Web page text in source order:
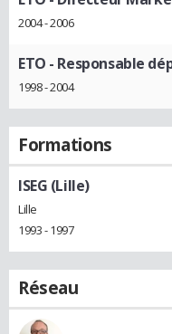
2004 - 2006
ETO - Responsable
1998 - 2004
Formations
ISEG (Lille)
Lille
1993 - 1997
Réseau